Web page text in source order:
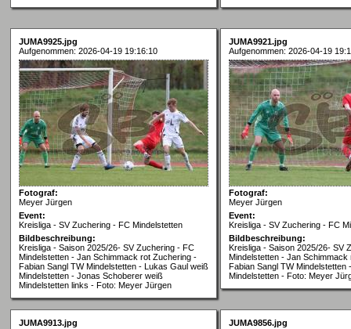
JUMA9925.jpg
Aufgenommen: 2026-04-19 19:16:10
Fotograf:
Meyer Jürgen
Event:
Kreisliga - SV Zuchering - FC Mindelstetten
Bildbeschreibung:
Kreisliga - Saison 2025/26- SV Zuchering - FC
Mindelstetten - Jan Schimmack rot Zuchering -
Fabian Sangl TW Mindelstetten - Lukas Gaul weiß
Mindelstetten - Jonas Schoberer weiß
Mindelstetten links - Foto: Meyer Jürgen
JUMA9921.jpg
Aufgenommen: 2026-04-19
Fotograf:
Meyer Jürgen
Event:
Kreisliga - SV Zuchering - FC
Bildbeschreibung:
Kreisliga - Saison 2025/26- SV
Mindelstetten - Jan Schimmack
Fabian Sangl TW Mindelstetten
Mindelstetten - Foto: Meyer
JUMA9913.jpg
JUMA9856.jpg